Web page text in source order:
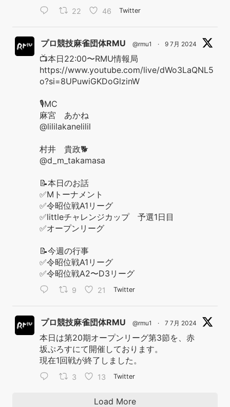
22 46 Twitter
プロ競技麻雀団体RMU @rmu1 · 9 7月 2024
📺本日22:00〜RMU情報局
https://www.youtube.com/live/dWo3LaQNL5
o?si=8UPuwiGKDoGlzinW
🎙️MC
麻宮 あかね
@lililakanelilil
村井 貴政🐕
@d_m_takamasa
📝本日のお話
✅Mトーナメント
✅令昭位戦A1リーグ
✅littleチャレンジカップ 予選1日目
✅オープンリーグ
📝今週の行事
✅令昭位戦A1リーグ
✅令昭位戦A2〜D3リーグ
9 21 Twitter
プロ競技麻雀団体RMU @rmu1 · 7 7月 2024
本日は第20期オープンリーグ第3節を、赤
坂ぷろすにて開催しております。
現在1回戦が終了しました。
3 13 Twitter
Load More